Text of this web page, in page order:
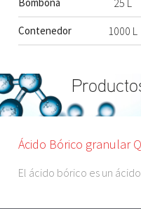
Contenedor 1000 L
Ácido Bórico granular
El ácido bórico es un